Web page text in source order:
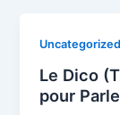
Uncategorized
Le Dico
pour